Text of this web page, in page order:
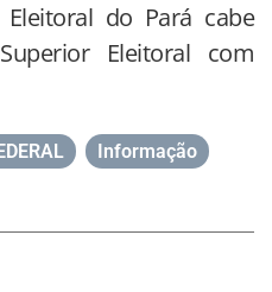
do Pará cabe
Eleitoral com
Informação